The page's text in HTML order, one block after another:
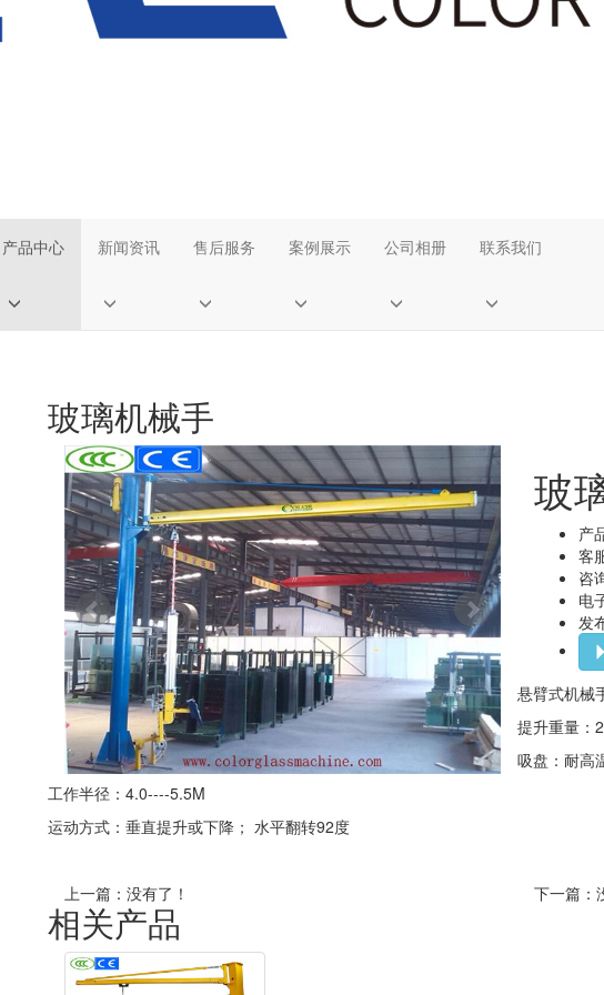
产品中心 新闻资讯 售后服务 案例展示 公司相册 联系我们
玻璃机械手
玻
产
客
咨
电
发
悬臂式机械
提升重量：
吸盘：耐高
工作半径：4.0----5.5M
运动方式：垂直提升或下降； 水平翻转92度
上一篇：没有了！ 下一篇：
相关产品